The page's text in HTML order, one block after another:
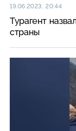
19.06.2023, 20:44
Турагент
страны